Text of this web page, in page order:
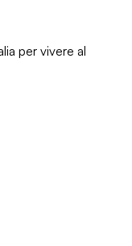
per vivere al